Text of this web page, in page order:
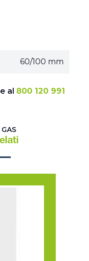
60/100 mm
al 800 120 991